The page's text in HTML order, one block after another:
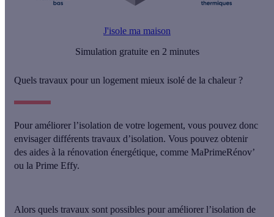
J'isole ma maison
Simulation gratuite en 2 minutes
Quels travaux pour un logement mieux isolé de la chaleur ?
Pour améliorer l’isolation de votre logement, vous pouvez donc
envisager différents travaux d’isolation. Vous pouvez obtenir
des aides à la rénovation énergétique, comme MaPrimeRénov’
ou la Prime Effy.
Alors quels travaux sont possibles pour améliorer l’isolation de